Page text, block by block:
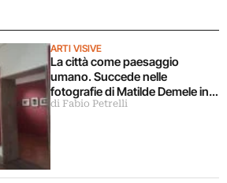
ARTI VISIVE
La città come paesaggio
umano. Succede nelle
fotografie di Matilde Demele in
mostra a Roma
di Fabio Petrelli